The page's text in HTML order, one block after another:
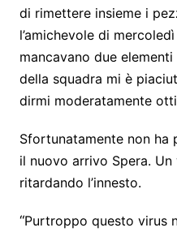
di rimettere insieme i
l’amichevole di
mancavano due
della squadra mi è
dirmi moderatamente
Sfortunatamente non
il nuovo arrivo Spera.
ritardando l’innesto.
“Purtroppo questo virus